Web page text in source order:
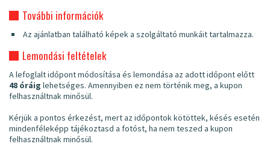
További információk
Az ajánlatban található képek a szolgáltató munkáit tartalmazza.
Lemondási feltételek
A lefoglalt időpont módosítása és lemondása az adott időpont előtt
48 óráig lehetséges. Amennyiben ez nem történik meg, a kupon
felhasználtnak minősül.
Kérjük a pontos érkezést, mert az időpontok kötöttek, késés esetén
mindenféleképp tájékoztasd a fotóst, ha nem teszed a kupon
felhasználtnak minősül.